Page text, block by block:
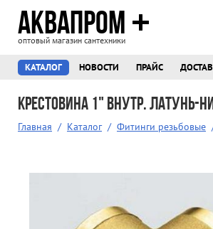
АКВАПРОМ
оптовый магазин сантехники
КАТАЛОГ НОВОСТИ ПРАЙС
Крестовина 1" внутр. латунь-
Главная / Каталог / Фитинги резьбовые